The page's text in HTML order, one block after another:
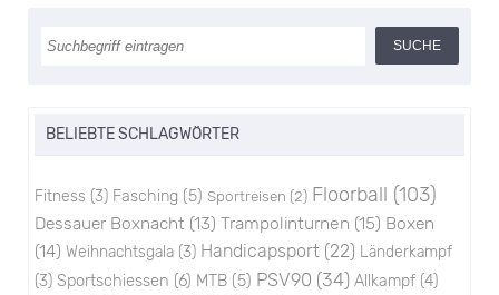
BELIEBTE SCHLAGWÖRTER
Fitness (3) Fasching (5) Sportreisen (2) Floorball (103)
Dessauer Boxnacht (13) Trampolinturnen (15) Boxen
(14) Weihnachtsgala (3) Handicapsport (22) Länderkampf
(3) Sportschiessen (6) MTB (5) PSV90 (34) Allkampf (4)